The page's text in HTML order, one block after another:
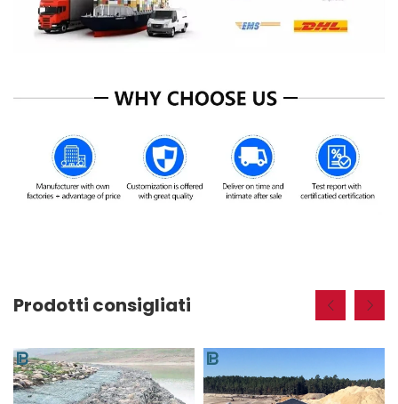
Prodotti consigliati